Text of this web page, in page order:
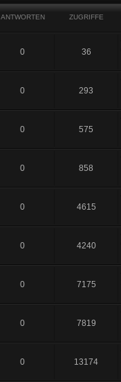
ANTWORTEN ZUGRIFFE
0 36
0 293
0 575
0 858
0 4615
0 4240
0 7175
0 7819
0 13174